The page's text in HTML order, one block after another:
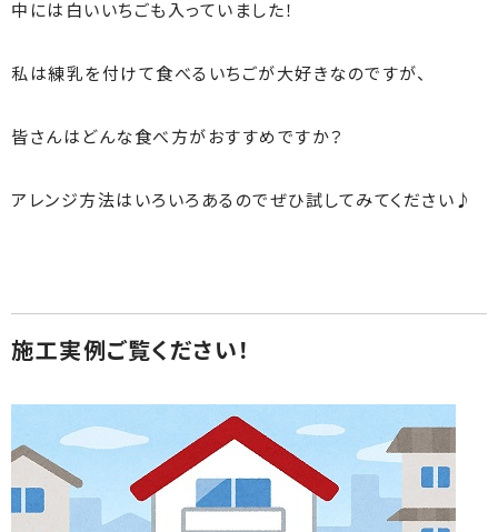
中には白いいちごも入っていました！
私は練乳を付けて食べるいちごが大好きなのですが、
皆さんはどんな食べ方がおすすめですか？
アレンジ方法はいろいろあるのでぜひ試してみてください♪
施工実例ご覧ください！